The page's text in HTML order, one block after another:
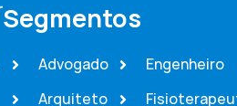
Segmentos
Advogado
Arquiteto
Engenheiro